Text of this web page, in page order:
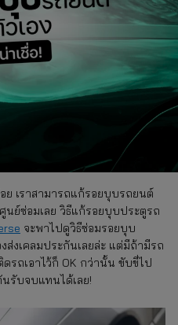
ย เราสามารถแก้รอยบุบรถยนต์
นย์ซ่อมเลย วิธีแก้รอยบุบประตูรถ
จะพาไปดูวิธีซ่อมรอยบุบ
ส่งเคลมประกันเลยล่ะ แต่มีถ้ามีรถ
รถเอาไว้ก็ OK กว่านั้น ขับขี่ไป
รับจบแทนได้เลย!